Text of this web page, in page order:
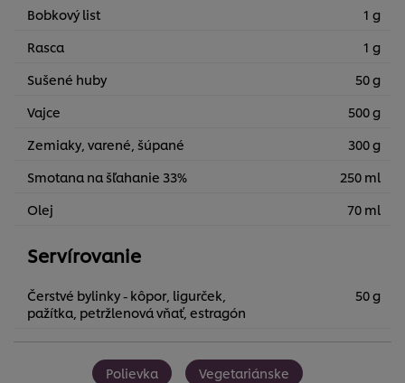
Bobkový list
1 g
Rasca
1 g
Sušené huby
50 g
Vajce
500 g
Zemiaky, varené, šúpané
300 g
Smotana na šľahanie 33%
250 ml
Olej
70 ml
Servírovanie
Čerstvé bylinky - kôpor, ligurček,
pažítka, petržlenová vňať, estragón
50 g
Polievka Vegetariánske